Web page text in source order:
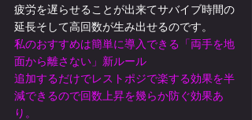
疲労を遅らせることが出来てサバイブ時間の
延長そして高回数が生み出せるのです。
私のおすすめは簡単に導入できる「両手を地
面から離さない」新ルール
追加するだけでレストポジで楽する効果を半
減できるので回数上昇を幾らか防ぐ効果あ
り。